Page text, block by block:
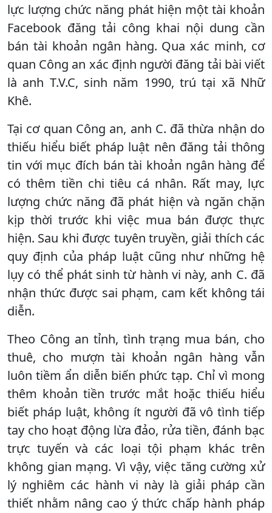
lực lượng chức năng phát hiện một tài khoản
Facebook đăng tải công khai nội dung cần
bán tài khoản ngân hàng. Qua xác minh, cơ
quan Công an xác định người đăng tải bài viết
là anh T.V.C, sinh năm 1990, trú tại xã Nhữ
Khê.
Tại cơ quan Công an, anh C. đã thừa nhận do
thiếu hiểu biết pháp luật nên đăng tải thông
tin với mục đích bán tài khoản ngân hàng để
có thêm tiền chi tiêu cá nhân. Rất may, lực
lượng chức năng đã phát hiện và ngăn chặn
kịp thời trước khi việc mua bán được thực
hiện. Sau khi được tuyên truyền, giải thích các
quy định của pháp luật cũng như những hệ
lụy có thể phát sinh từ hành vi này, anh C. đã
nhận thức được sai phạm, cam kết không tái
diễn.
Theo Công an tỉnh, tình trạng mua bán, cho
thuê, cho mượn tài khoản ngân hàng vẫn
luôn tiềm ẩn diễn biến phức tạp. Chỉ vì mong
thêm khoản tiền trước mắt hoặc thiếu hiểu
biết pháp luật, không ít người đã vô tình tiếp
tay cho hoạt động lừa đảo, rửa tiền, đánh bạc
trực tuyến và các loại tội phạm khác trên
không gian mạng. Vì vậy, việc tăng cường xử
lý nghiêm các hành vi này là giải pháp cần
thiết nhằm nâng cao ý thức chấp hành pháp